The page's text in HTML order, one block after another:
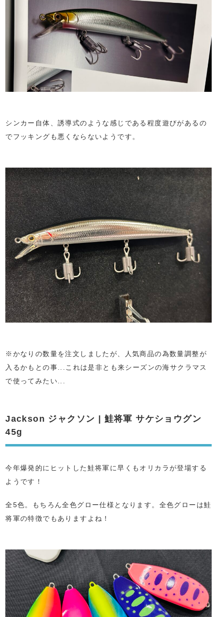
シンカー自体、誘導式のような感じである程度遊びがあるの
でフッキングも悪くならないようです。
※かなりの数量を注文しましたが、人気商品の為数量調整が
入るかもとの事...これは是非とも来シーズンの海サクラマス
で使ってみたい...
Jackson ジャクソン | 鮭将軍 サケショウグン
45g
今年爆発的にヒットした鮭将軍に早くもオリカラが登場する
ようです！
全5色。もちろん全色グロー仕様となります。全色グローは鮭
将軍の特徴でもありますよね！